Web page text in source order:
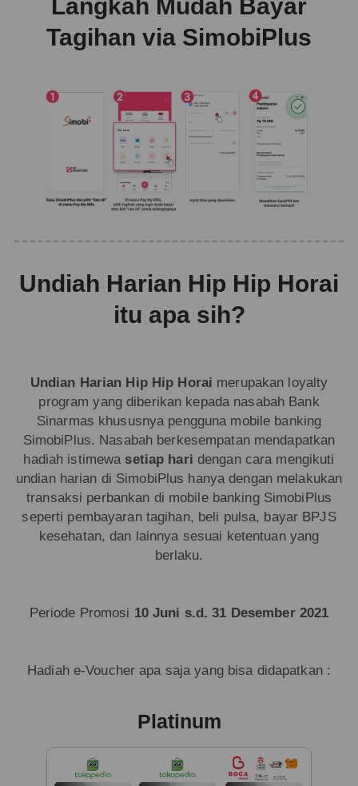
Langkah Mudah Bayar
Tagihan via SimobiPlus
Undiah Harian Hip Hip Horai
itu apa sih?
Undian Harian Hip Hip Horai merupakan loyalty
program yang diberikan kepada nasabah Bank
Sinarmas khususnya pengguna mobile banking
SimobiPlus. Nasabah berkesempatan mendapatkan
hadiah istimewa setiap hari dengan cara mengikuti
undian harian di SimobiPlus hanya dengan melakukan
transaksi perbankan di mobile banking SimobiPlus
seperti pembayaran tagihan, beli pulsa, bayar BPJS
kesehatan, dan lainnya sesuai ketentuan yang
berlaku.
Periode Promosi 10 Juni s.d. 31 Desember 2021
Hadiah e-Voucher apa saja yang bisa didapatkan :
Platinum